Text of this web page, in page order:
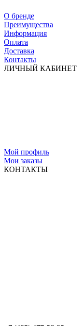
О бренде
Преимущества
Информация
Оплата
Доставка
Контакты
ЛИЧНЫЙ КАБИНЕТ
Мой профиль
Мои заказы
КОНТАКТЫ